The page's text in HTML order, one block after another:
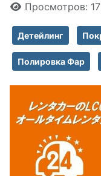
Просмотров:
Детейлинг
Полировка Фар